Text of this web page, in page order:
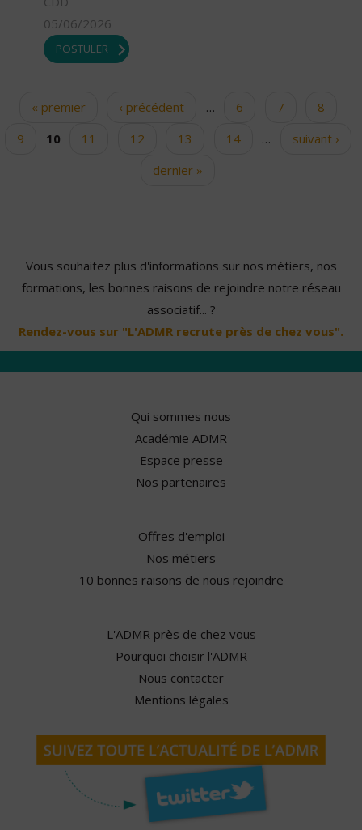
05/06/2026
POSTULER
Pages« premier ‹ précédent … 6 7
8
9
10 11 12 13 14 …
suivant ›
dernier »
Vous souhaitez plus d'informations sur nos métiers, nos
formations, les bonnes raisons de rejoindre notre réseau
associatif... ?
Rendez-vous sur "L'ADMR recrute près de chez vous".
Qui sommes nous
Académie ADMR
Espace presse
Nos partenaires
Offres d'emploi
Nos métiers
10 bonnes raisons de nous rejoindre
L'ADMR près de chez vous
Pourquoi choisir l'ADMR
Nous contacter
Mentions légales